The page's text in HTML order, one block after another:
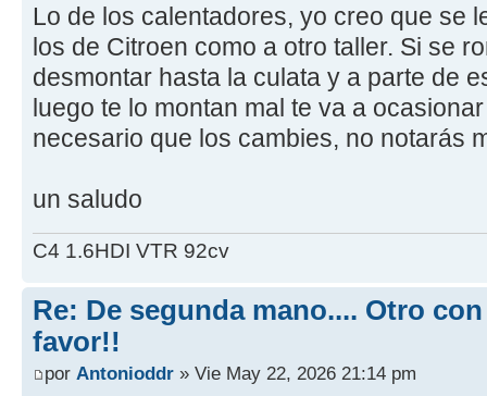
Lo de los calentadores, yo creo que se
los de Citroen como a otro taller. Si se
desmontar hasta la culata y a parte de
luego te lo montan mal te va a
necesario que los cambies, no notarás
un saludo
C4 1.6HDI VTR 92cv
Re: De segunda mano.... Otro
favor!!
por Antonioddr » Vie May 22, 2026 21:14 pm